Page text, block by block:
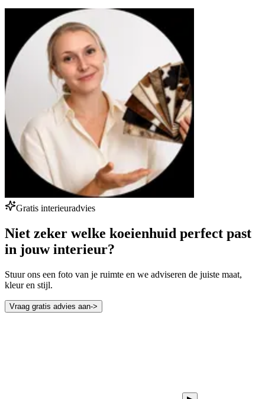
Gratis interieuradvies
Niet zeker welke koeienhuid perfect past
in jouw interieur?
Stuur ons een foto van je ruimte en we adviseren de juiste maat,
kleur en stijl.
Vraag gratis advies aan->